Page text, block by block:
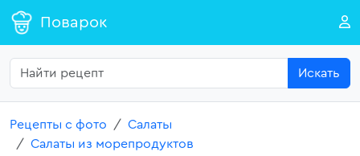
Поварок
Искать
Рецепты с фото
Салаты
Салаты из морепродуктов